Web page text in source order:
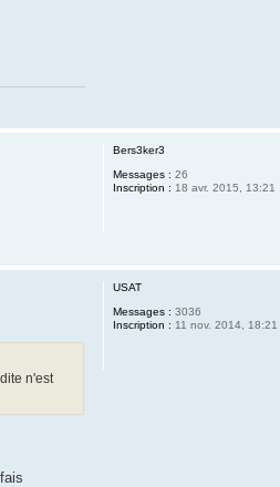
Bers3ker3
Messages : 26
Inscription : 18 avr. 2015, 13:21
USAT
Messages : 3036
Inscription : 11 nov. 2014, 18:21
n'est